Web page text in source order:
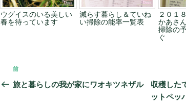
ウグイスのいる美しい
春を待っています
減らす暮らし＆ていね
い掃除の能率一覧表
２０１
かあさ
掃除の
ぐ
投
稿
前
の
前
旅と暮らしの我が家にワオキツネザル
収穫した
ットペッ